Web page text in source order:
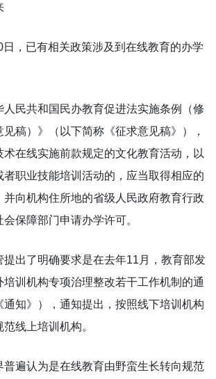
，已有相关政策涉及到在线教育的办学
人民共和国民办教育促进法实施条例（修
稿）》（以下简称《征求意见稿》），
在线实施前款规定的文化教育活动，以
者职业技能培训活动的，应当取得相应的
并向机构住所地的省级人民政府教育行政
保障部门申请办学许可。
提出了明确要求是在去年11月，教育部发
训机构专项治理整改若干工作机制的通
通知》），通知提出，按照线下培训机构
线上培训机构。
普遍认为是在线教育由野蛮生长转向规范